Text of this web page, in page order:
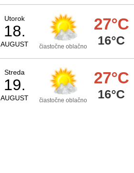
Utorok
18.
AUGUST čiastočne oblačno
27°C
16°C
Streda
19.
AUGUST čiastočne oblačno
27°C
16°C